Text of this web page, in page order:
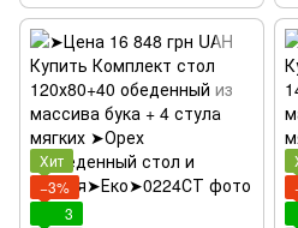
Хит
−3%
3